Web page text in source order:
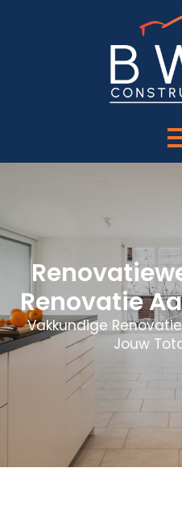
Renovatie
Vakkundige
Jouw